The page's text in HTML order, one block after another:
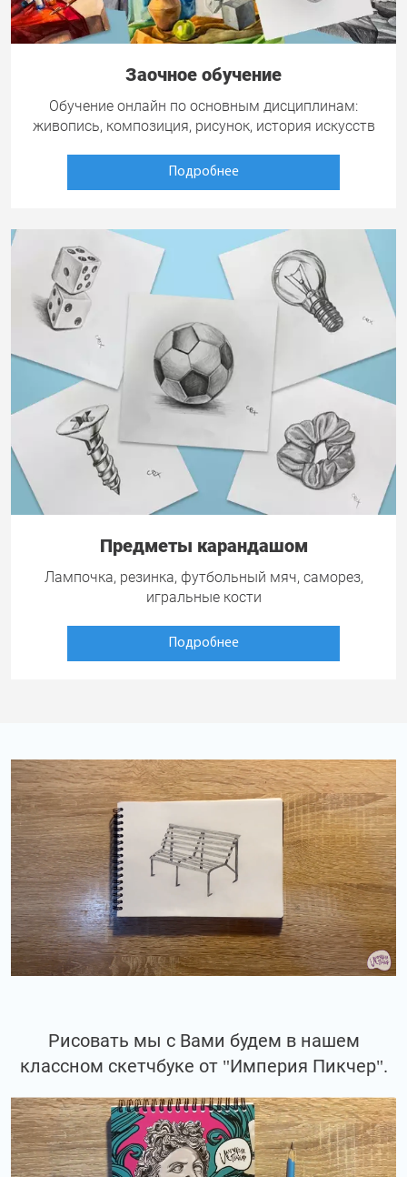
Заочное обучение
Обучение онлайн по основным дисциплинам:
живопись, композиция, рисунок, история искусств
Подробнее
Предметы карандашом
Лампочка, резинка, футбольный мяч, саморез,
игральные кости
Подробнее
Рисовать мы с Вами будем в нашем
классном скетчбуке от "Империя Пикчер".